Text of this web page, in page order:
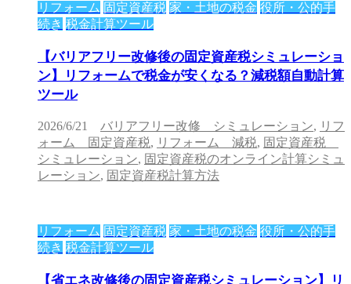
リフォーム 固定資産税 家・土地の税金 役所・公的手
続き 税金計算ツール
【バリアフリー改修後の固定資産税シミュレーショ
ン】リフォームで税金が安くなる？減税額自動計算
ツール
2026/6/21 バリアフリー改修 シミュレーション, リフ
ォーム 固定資産税, リフォーム 減税, 固定資産税
シミュレーション, 固定資産税のオンライン計算シミュ
レーション, 固定資産税計算方法
リフォーム 固定資産税 家・土地の税金 役所・公的手
続き 税金計算ツール
【省エネ改修後の固定資産税シミュレーション】リ